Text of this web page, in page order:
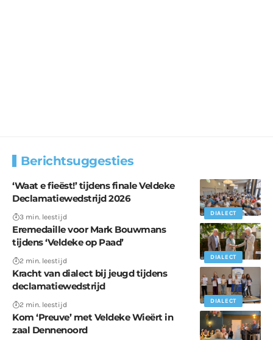
Berichtsuggesties
DIALECT
‘Waat e fieëst!’ tijdens finale Veldeke
Declamatiewedstrijd 2026
3 min. leestijd
DIALECT
Eremedaille voor Mark Bouwmans
tijdens ‘Veldeke op Paad’
2 min. leestijd
DIALECT
Kracht van dialect bij jeugd tijdens
declamatiewedstrijd
2 min. leestijd
Kom ‘Preuve’ met Veldeke Wieërt in
zaal Dennenoord